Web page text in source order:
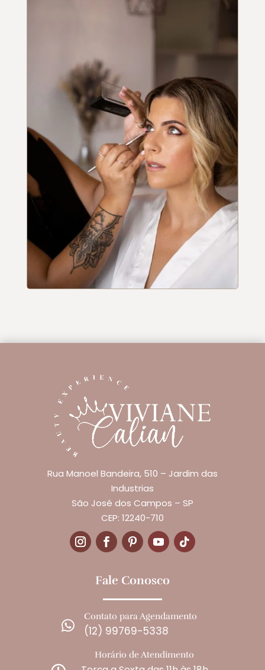
Rua Manoel Bandeira, 510 – Jardim das
Industrias
São José dos Campos – SP
CEP: 12240-710
Fale Conosco

Contato para Agendamento
(12) 99769-5338
Horário de Atendimento